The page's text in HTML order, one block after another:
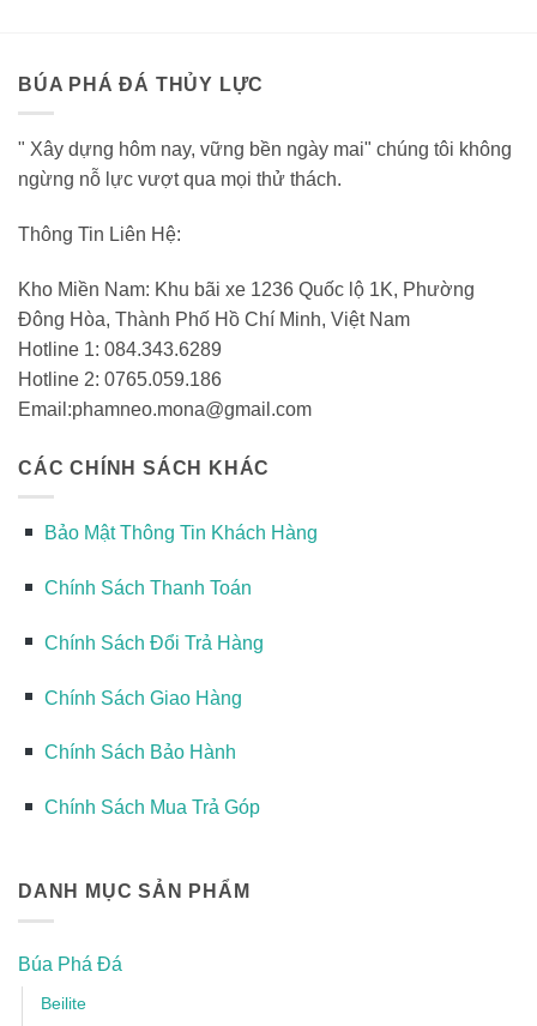
BÚA PHÁ ĐÁ THỦY LỰC
" Xây dựng hôm nay, vững bền ngày mai" chúng tôi không
ngừng nỗ lực vượt qua mọi thử thách.
Thông Tin Liên Hệ:
Kho Miền Nam: Khu bãi xe 1236 Quốc lộ 1K, Phường
Đông Hòa, Thành Phố Hồ Chí Minh, Việt Nam
Hotline 1: 084.343.6289
Hotline 2: 0765.059.186
Email:phamneo.mona@gmail.com
CÁC CHÍNH SÁCH KHÁC
Bảo Mật Thông Tin Khách Hàng
Chính Sách Thanh Toán
Chính Sách Đổi Trả Hàng
Chính Sách Giao Hàng
Chính Sách Bảo Hành
Chính Sách Mua Trả Góp
DANH MỤC SẢN PHẨM
Búa Phá Đá
Beilite